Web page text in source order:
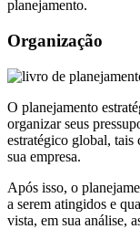
planejamento.
Organização
O planejamento
organizar seus
estratégico global, tais
sua empresa.
Após isso, o
a serem atingidos e
vista, em sua análise,